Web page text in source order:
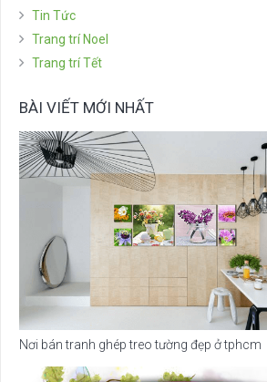
Tin Tức
Trang trí Noel
Trang trí Tết
BÀI VIẾT MỚI NHẤT
Nơi bán tranh ghép treo tường đẹp ở tphcm